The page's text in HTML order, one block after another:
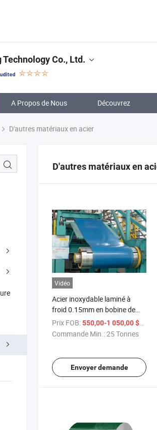
Co., Ltd.
A Propos de Nous Découvrez
D'autres matériaux en acier
D'autres matériaux en
Vidéo
Acier inoxydable laminé à
froid 0.15mm en bobine de
haute qualité 420j2
Prix FOB:550,00-1 050,00 $US
Commande Min.:25 Tonnes
Envoyer demande